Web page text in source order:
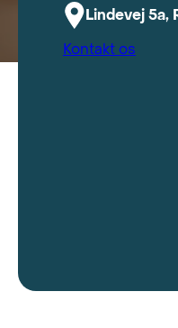
Lindevej 5a,
Kontakt os